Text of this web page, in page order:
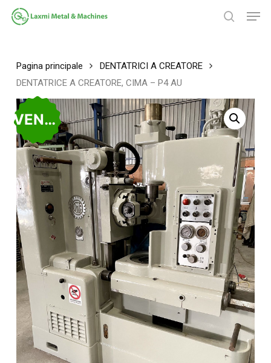
Salta
Pagina principale
DENTATRICI A CREATORE
DENTATRICE A CREATORE, CIMA – P4 AU
VENDUTO